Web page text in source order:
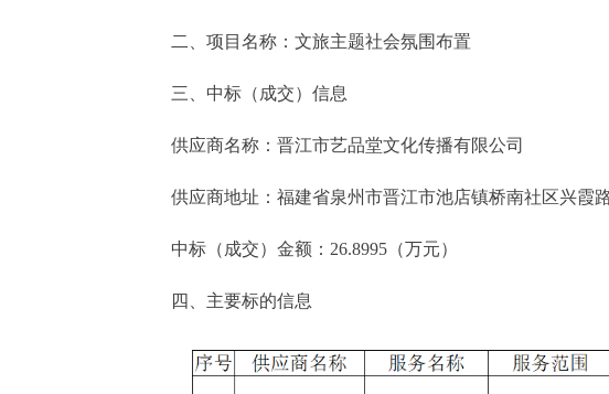
二、项目名称：文旅主题社会氛围布置
三、中标（成交）信息
供应商名称：晋江市艺品堂文化传播有限公司
供应商地址：福建省泉州市晋江市池店镇桥南社区兴霞
中标（成交）金额：26.8995（万元）
四、主要标的信息